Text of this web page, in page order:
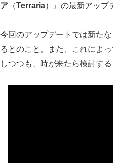
ア （Terraria）』の最新アップ
今回のアップデートでは新た
るとのこと。また、これによ
しつつも、時が来たら検討する